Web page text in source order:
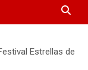
Estrellas de